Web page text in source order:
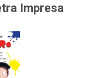
Impresa